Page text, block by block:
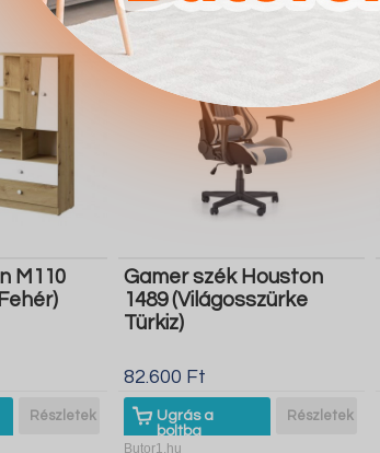
M110
Részletek
Gamer szék Houston
1489 (Világosszürke
Türkiz)
82.600 Ft
Ugrás a
boltba
Részletek
Butor1.hu